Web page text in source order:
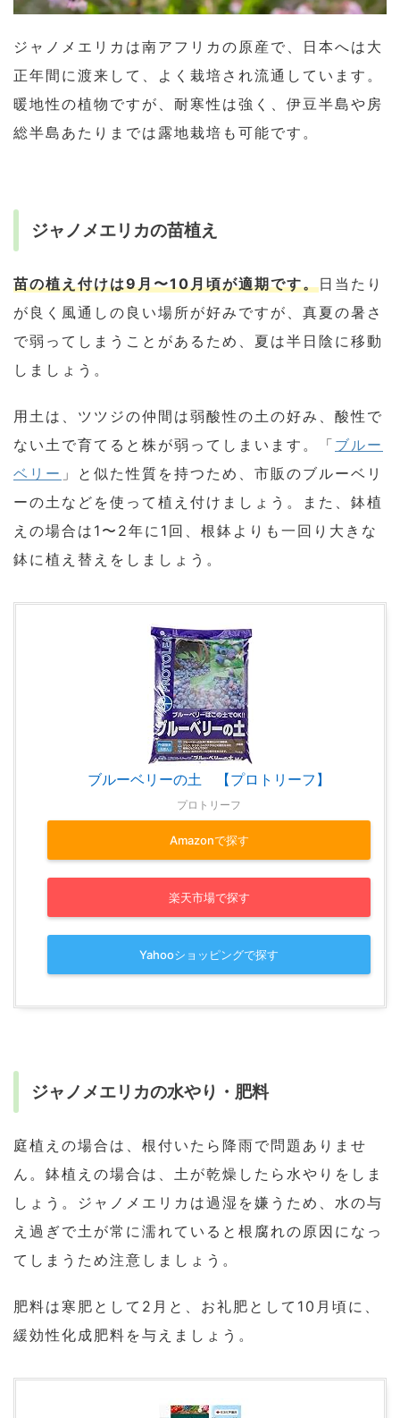
ジャノメエリカは南アフリカの原産で、日本へは大
正年間に渡来して、よく栽培され流通しています。
暖地性の植物ですが、耐寒性は強く、伊豆半島や房
総半島あたりまでは露地栽培も可能です。
ジャノメエリカの苗植え
苗の植え付けは9月〜10月頃が適期です。日当たり
が良く風通しの良い場所が好みですが、真夏の暑さ
で弱ってしまうことがあるため、夏は半日陰に移動
しましょう。
用土は、ツツジの仲間は弱酸性の土の好み、酸性で
ない土で育てると株が弱ってしまいます。「 ブルー
ベリー 」と似た性質を持つため、市販のブルーベリ
ーの土などを使って植え付けましょう。また、鉢植
えの場合は1〜2年に1回、根鉢よりも一回り大きな
鉢に植え替えをしましょう。
ブルーベリーの土 【プロトリーフ】
プロトリーフ
Amazonで探す
楽天市場で探す
Yahooショッピングで探す
ジャノメエリカの水やり・肥料
庭植えの場合は、根付いたら降雨で問題ありませ
ん。鉢植えの場合は、土が乾燥したら水やりをしま
しょう。ジャノメエリカは過湿を嫌うため、水の与
え過ぎで土が常に濡れていると根腐れの原因になっ
てしまうため注意しましょう。
肥料は寒肥として2月と、お礼肥として10月頃に、
緩効性化成肥料を与えましょう。